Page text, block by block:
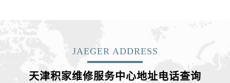
JAEGER ADDRESS
天津积家维修服务中心地址电话查询